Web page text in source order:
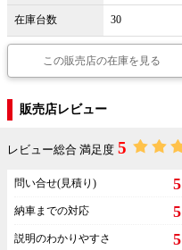
在庫台数 30
この販売店の在庫を見る
販売店レビュー
レビュー総合 満足度 5
問い合せ(見積り) 5
納車までの対応 5
説明のわかりやすさ 5